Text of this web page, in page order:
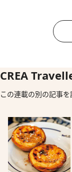
CREA
この連載の別の記事を